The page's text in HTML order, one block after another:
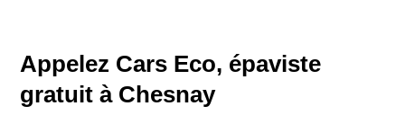
Appelez Cars Eco, épaviste
gratuit à Chesnay